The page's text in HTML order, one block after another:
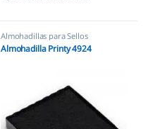
Almohadillas para Sellos
Automáticos ,Almohadillas Trodat
Almohadilla Printy 4924